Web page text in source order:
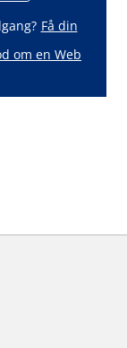
Få din
om en Web